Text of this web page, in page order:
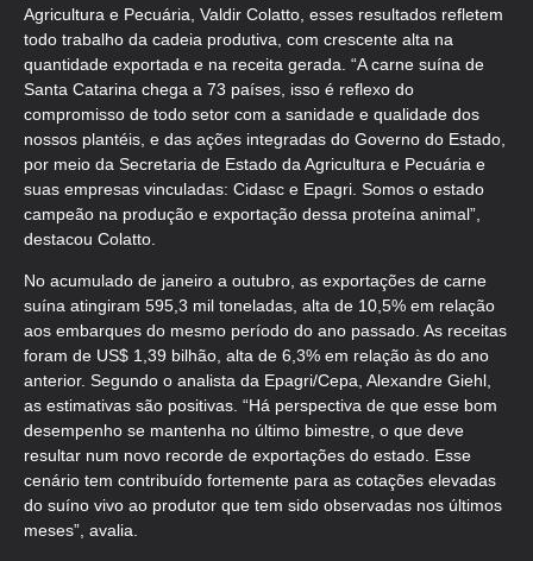
Agricultura e Pecuária, Valdir Colatto, esses resultados refletem
todo trabalho da cadeia produtiva, com crescente alta na
quantidade exportada e na receita gerada. “A carne suína de
Santa Catarina chega a 73 países, isso é reflexo do
compromisso de todo setor com a sanidade e qualidade dos
nossos plantéis, e das ações integradas do Governo do Estado,
por meio da Secretaria de Estado da Agricultura e Pecuária e
suas empresas vinculadas: Cidasc e Epagri. Somos o estado
campeão na produção e exportação dessa proteína animal”,
destacou Colatto.
No acumulado de janeiro a outubro, as exportações de carne
suína atingiram 595,3 mil toneladas, alta de 10,5% em relação
aos embarques do mesmo período do ano passado. As receitas
foram de US$ 1,39 bilhão, alta de 6,3% em relação às do ano
anterior. Segundo o analista da Epagri/Cepa, Alexandre Giehl,
as estimativas são positivas. “Há perspectiva de que esse bom
desempenho se mantenha no último bimestre, o que deve
resultar num novo recorde de exportações do estado. Esse
cenário tem contribuído fortemente para as cotações elevadas
do suíno vivo ao produtor que tem sido observadas nos últimos
meses”, avalia.